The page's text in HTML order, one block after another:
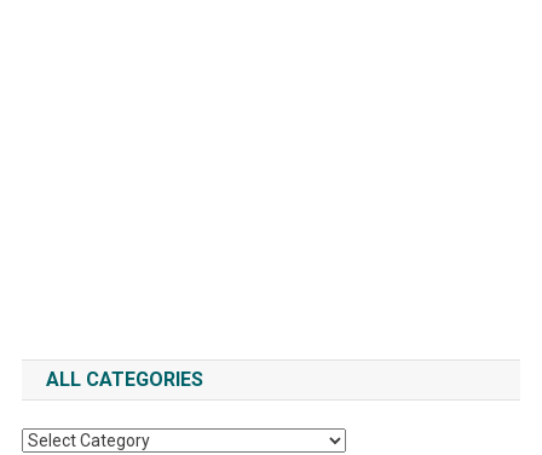
ALL CATEGORIES
All